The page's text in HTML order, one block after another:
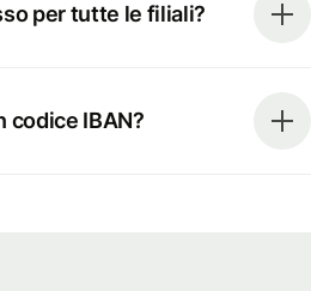
per tutte le filiali?
codice IBAN?